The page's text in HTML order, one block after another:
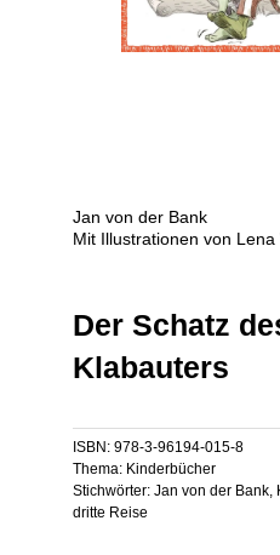
Jan von der Bank
Mit Illustrationen von Lena
Der Schatz
Klabauters
ISBN: 978-3-96194-015-8
Thema: Kinderbücher
Stichwörter: Jan von der Bank,
dritte Reise